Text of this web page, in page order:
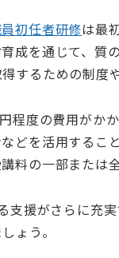
初任者研修は最
成を通じて、質
するための制度
程度の費用がか
どを活用するこ
料の一部または
援がさらに充
ょう。